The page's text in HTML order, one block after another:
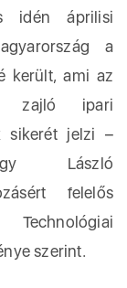
idén áprilisi
a
került, ami az
zajló ipari
sikerét jelzi –
László
felelős
szerint.